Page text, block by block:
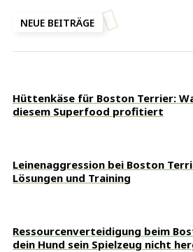
NEUE BEITRÄGE
Hüttenkäse für Boston Terrier:
diesem Superfood profitiert
Leinenaggression bei Boston
Lösungen und Training
Ressourcenverteidigung beim
dein Hund sein Spielzeug nicht